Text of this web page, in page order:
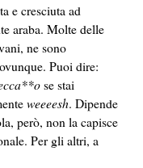
e cresciuta ad
araba. Molte delle
ne sono
Puoi dire:
se stai
weeeesh. Dipende
però, non la capisce
Per gli altri, a